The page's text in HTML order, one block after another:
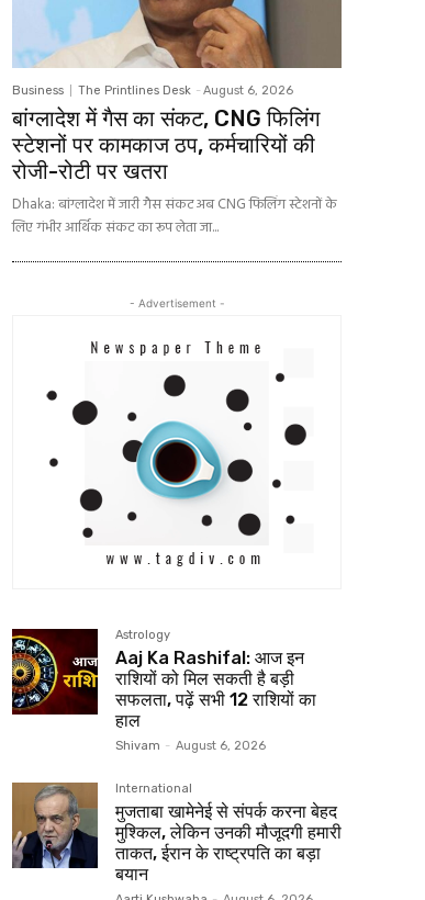
Business The Printlines Desk - August 6, 2026
बांग्लादेश में गैस का संकट, CNG फिलिंग
स्टेशनों पर कामकाज ठप, कर्मचारियों की
रोजी-रोटी पर खतरा
Dhaka: बांग्लादेश में जारी गैस संकट अब CNG फिलिंग स्टेशनों के
लिए गंभीर आर्थिक संकट का रूप लेता जा...
- Advertisement -
Astrology
Aaj Ka Rashifal: आज इन
राशियों को मिल सकती है बड़ी
सफलता, पढ़ें सभी 12 राशियों का
हाल
Shivam - August 6, 2026
International
मुजताबा खामेनेई से संपर्क करना बेहद
मुश्किल, लेकिन उनकी मौजूदगी हमारी
ताकत, ईरान के राष्ट्रपति का बड़ा
बयान